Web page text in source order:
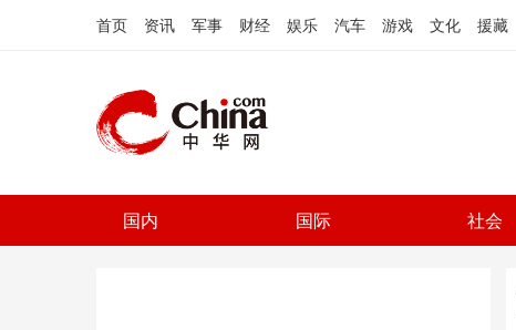
首页 资讯 军事 财经 娱乐 汽车 游戏 文化 援藏
国内 国际 社会